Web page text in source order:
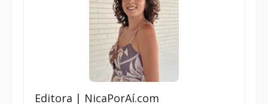
Editora | NicaPorAí.com